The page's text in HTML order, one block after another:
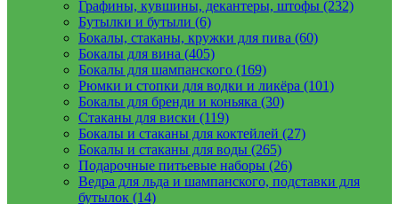
Графины, кувшины, декантеры, штофы (232)
Бутылки и бутыли (6)
Бокалы, стаканы, кружки для пива (60)
Бокалы для вина (405)
Бокалы для шампанского (169)
Рюмки и стопки для водки и ликёра (101)
Бокалы для бренди и коньяка (30)
Стаканы для виски (119)
Бокалы и стаканы для коктейлей (27)
Бокалы и стаканы для воды (265)
Подарочные питьевые наборы (26)
Ведра для льда и шампанского, подставки для
бутылок (14)